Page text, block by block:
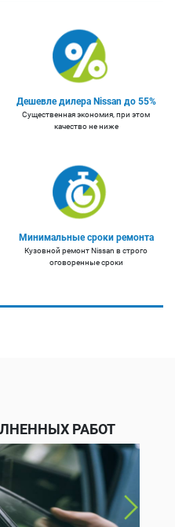
Дешевле дилера Nissan до 55%
Существенная экономия, при этом
качество не ниже
Минимальные сроки ремонта
Кузовной ремонт Nissan в строго
оговоренные сроки
РАБОТ